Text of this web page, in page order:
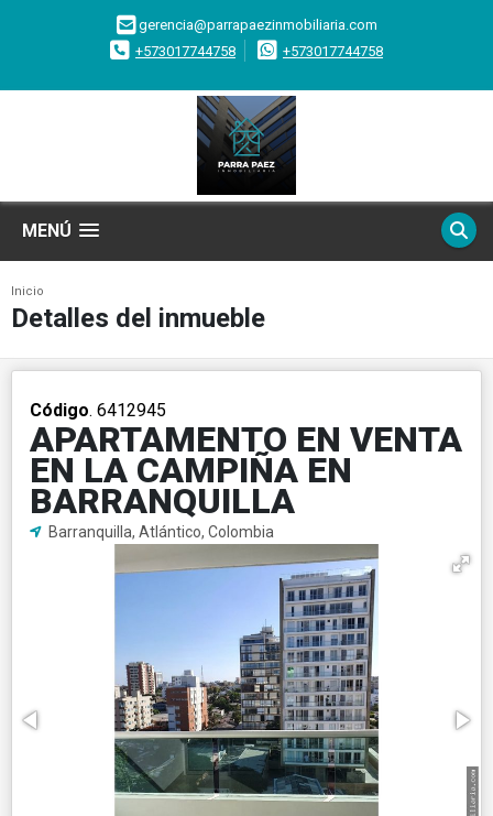
gerencia@parrapaezinmobiliaria.com
+573017744758
+573017744758
MENÚ
Inicio
Detalles del inmueble
Código. 6412945
APARTAMENTO EN VENTA
EN LA CAMPIÑA EN
BARRANQUILLA
Barranquilla, Atlántico, Colombia